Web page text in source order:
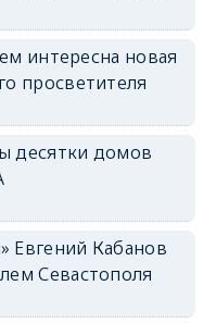
интересна новая
просветителя
десятки домов
Евгений Кабанов
Севастополя